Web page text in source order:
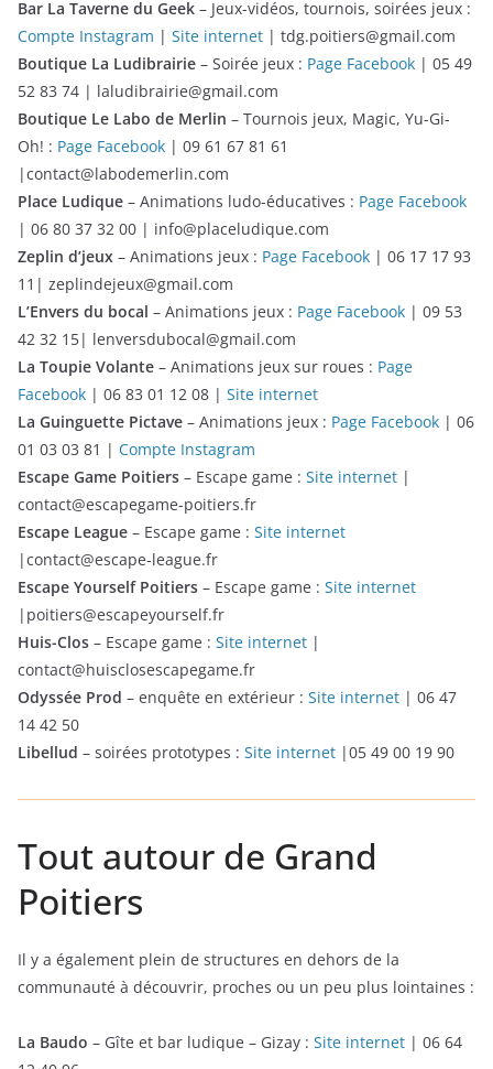
Bar La Taverne du Geek – Jeux-vidéos, tournois, soirées jeux :
Compte Instagram | Site internet | tdg.poitiers@gmail.com
Boutique La Ludibrairie – Soirée jeux : Page Facebook | 05 49
52 83 74 | laludibrairie@gmail.com
Boutique Le Labo de Merlin – Tournois jeux, Magic, Yu-Gi-
Oh! : Page Facebook | 09 61 67 81 61
|contact@labodemerlin.com
Place Ludique – Animations ludo-éducatives : Page Facebook
| 06 80 37 32 00 | info@placeludique.com
Zeplin d’jeux – Animations jeux : Page Facebook | 06 17 17 93
11| zeplindejeux@gmail.com
L’Envers du bocal – Animations jeux : Page Facebook | 09 53
42 32 15| lenversdubocal@gmail.com
La Toupie Volante – Animations jeux sur roues : Page
Facebook | 06 83 01 12 08 | Site internet
La Guinguette Pictave – Animations jeux : Page Facebook | 06
01 03 03 81 | Compte Instagram
Escape Game Poitiers – Escape game : Site internet |
contact@escapegame-poitiers.fr
Escape League – Escape game : Site internet
|contact@escape-league.fr
Escape Yourself Poitiers – Escape game : Site internet
|poitiers@escapeyourself.fr
Huis-Clos – Escape game : Site internet |
contact@huisclosescapegame.fr
Odyssée Prod – enquête en extérieur : Site internet | 06 47
14 42 50
Libellud – soirées prototypes : Site internet |05 49 00 19 90
Tout autour de Grand
Poitiers
Il y a également plein de structures en dehors de la
communauté à découvrir, proches ou un peu plus lointaines :
La Baudo – Gîte et bar ludique – Gizay : Site internet | 06 64